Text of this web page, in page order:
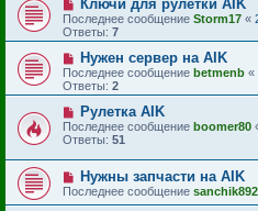
Ключи для рулетки AIK
Последнее сообщение Storm17 «
Ответы: 7
Нужен сервер на AIK
Последнее сообщение betmenb «
Ответы: 2
Рулетка AIK
Последнее сообщение boomer80
Ответы: 51
Нужны запчасти на AIK
Последнее сообщение